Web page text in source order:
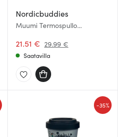
Nordicbuddies
Muumi Termospullo
21.51 € 29.99 €
Saatavilla
-35%